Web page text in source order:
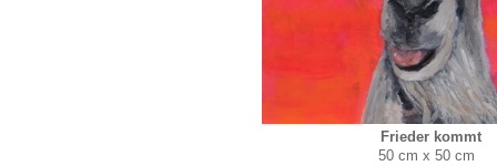
Frieder kommt
50 cm x 50 cm